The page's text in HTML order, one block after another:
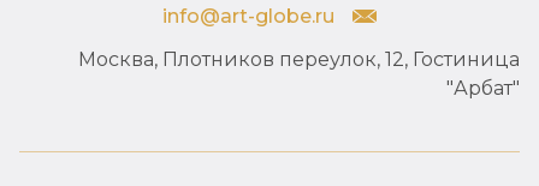
info@art-globe.ru
Москва, Плотников переулок, 12, Гостиница
"Арбат"